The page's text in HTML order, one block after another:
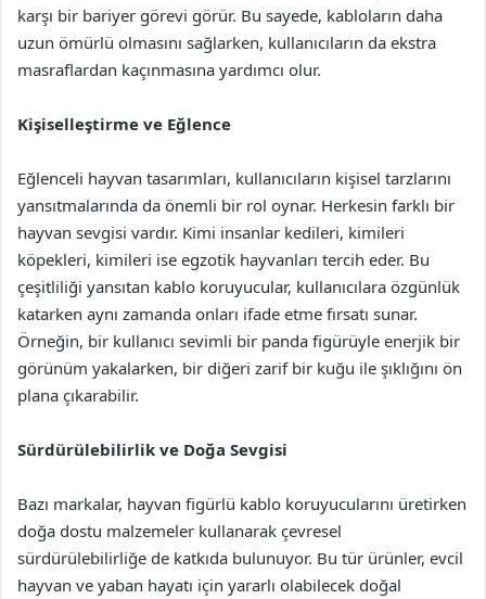
karşı bir bariyer görevi görür. Bu sayede, kabloların daha
uzun ömürlü olmasını sağlarken, kullanıcıların da ekstra
masraflardan kaçınmasına yardımcı olur.
Kişiselleştirme ve Eğlence
Eğlenceli hayvan tasarımları, kullanıcıların kişisel tarzlarını
yansıtmalarında da önemli bir rol oynar. Herkesin farklı bir
hayvan sevgisi vardır. Kimi insanlar kedileri, kimileri
köpekleri, kimileri ise egzotik hayvanları tercih eder. Bu
çeşitliliği yansıtan kablo koruyucular, kullanıcılara özgünlük
katarken aynı zamanda onları ifade etme fırsatı sunar.
Örneğin, bir kullanıcı sevimli bir panda figürüyle enerjik bir
görünüm yakalarken, bir diğeri zarif bir kuğu ile şıklığını ön
plana çıkarabilir.
Sürdürülebilirlik ve Doğa Sevgisi
Bazı markalar, hayvan figürlü kablo koruyucularını üretirken
doğa dostu malzemeler kullanarak çevresel
sürdürülebilirliğe de katkıda bulunuyor. Bu tür ürünler, evcil
hayvan ve yaban hayatı için yararlı olabilecek doğal